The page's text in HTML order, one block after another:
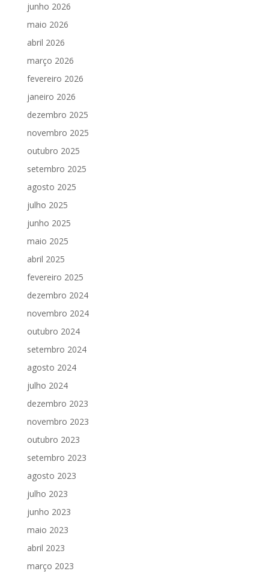
junho 2026
maio 2026
abril 2026
março 2026
fevereiro 2026
janeiro 2026
dezembro 2025
novembro 2025
outubro 2025
setembro 2025
agosto 2025
julho 2025
junho 2025
maio 2025
abril 2025
fevereiro 2025
dezembro 2024
novembro 2024
outubro 2024
setembro 2024
agosto 2024
julho 2024
dezembro 2023
novembro 2023
outubro 2023
setembro 2023
agosto 2023
julho 2023
junho 2023
maio 2023
abril 2023
março 2023